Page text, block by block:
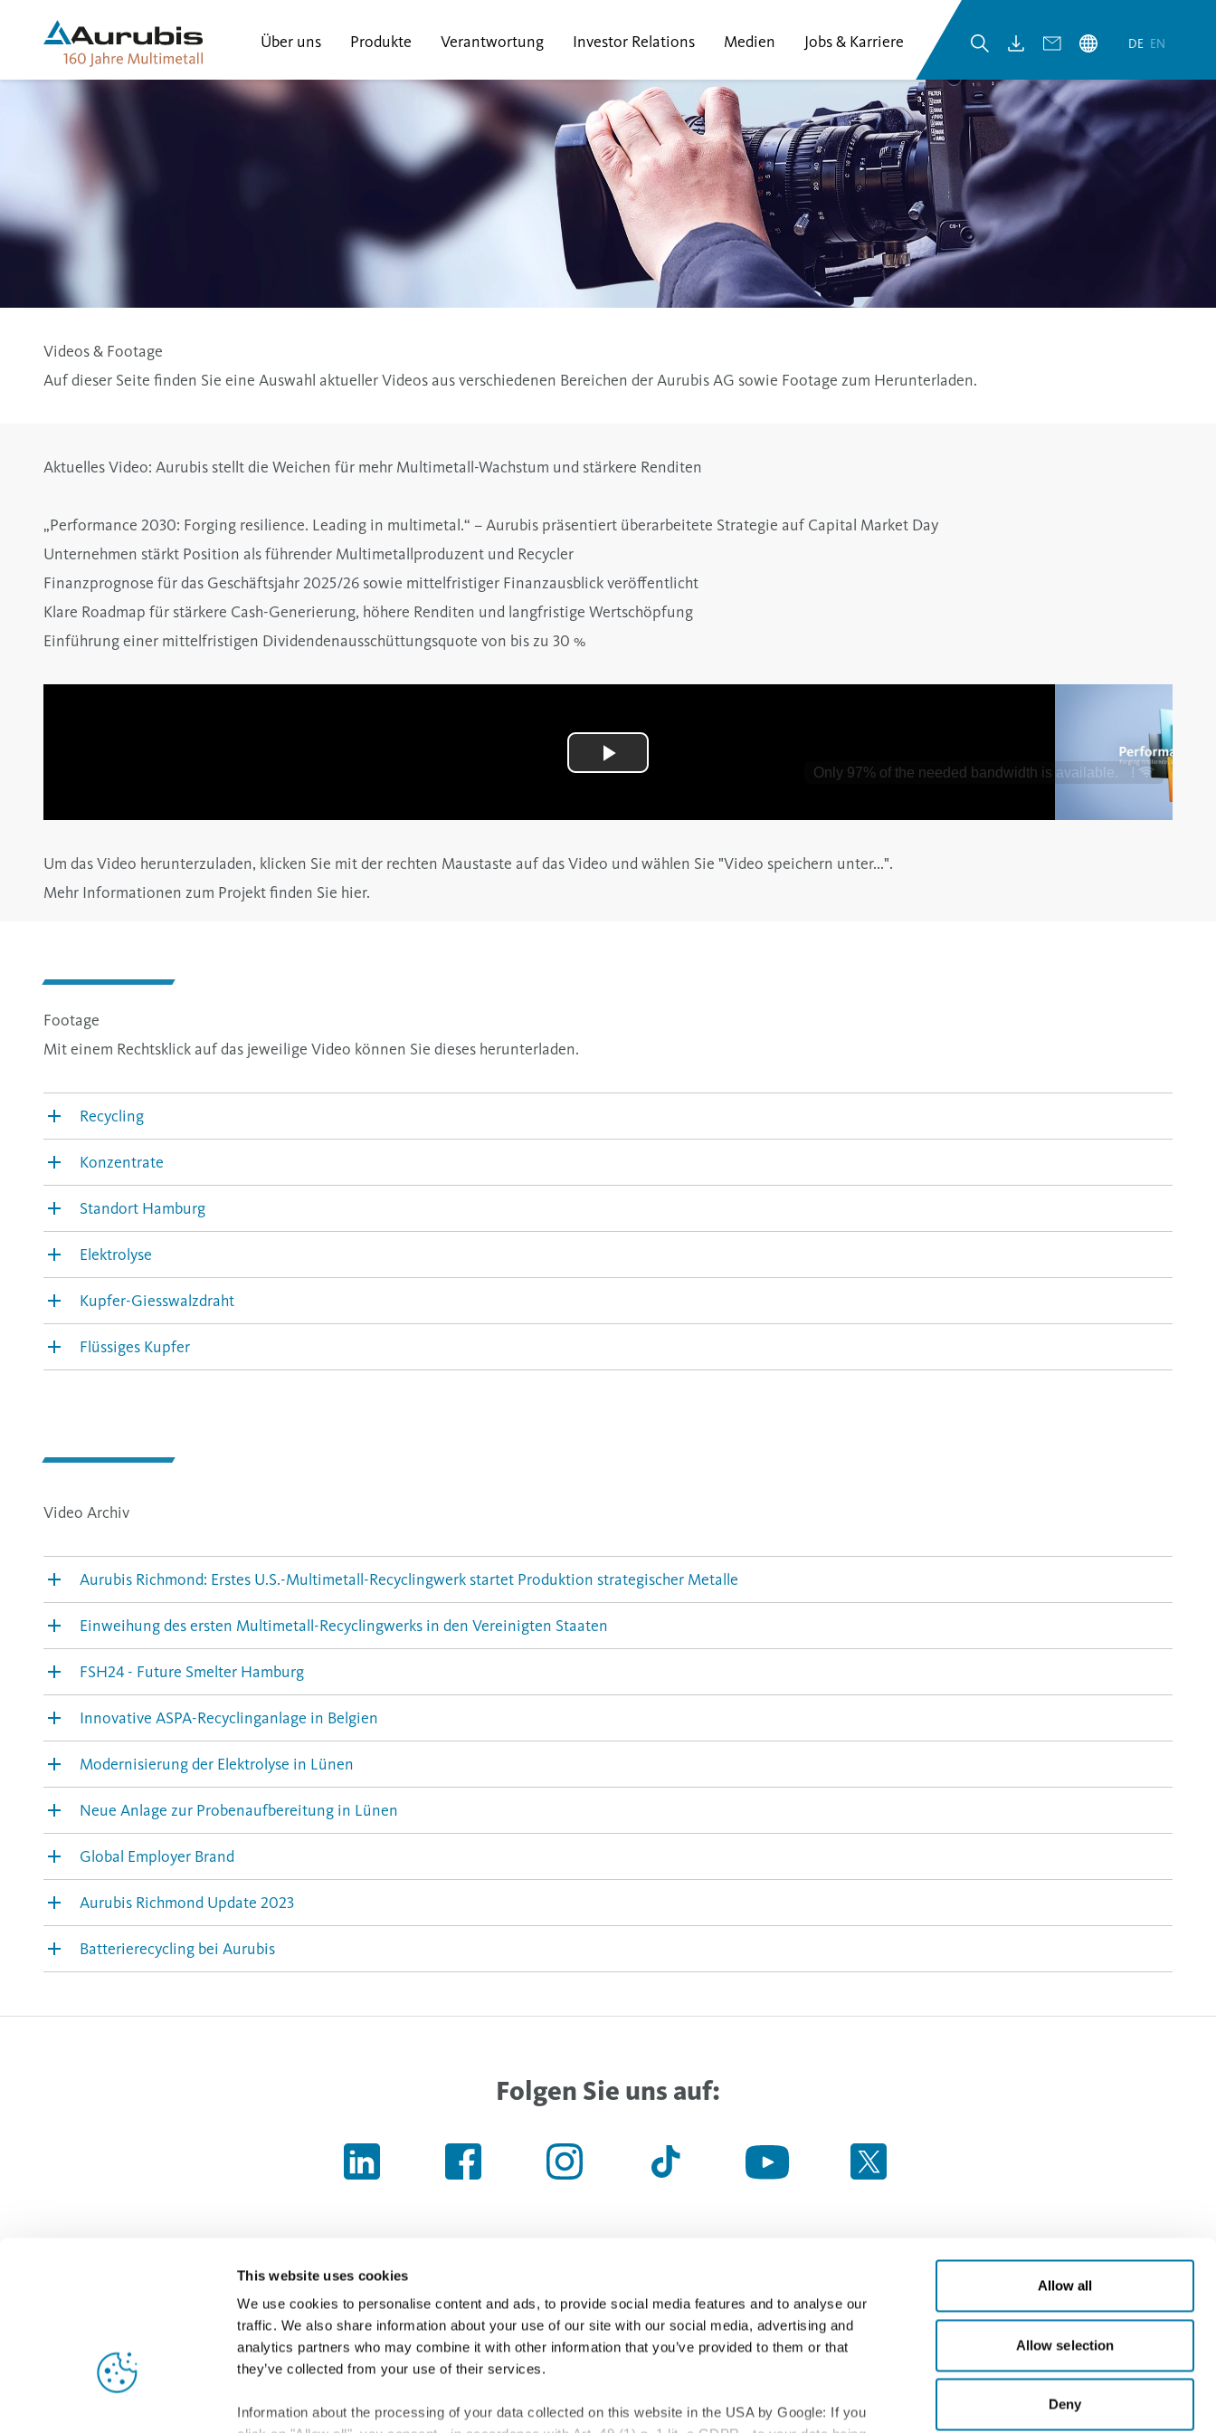
This website uses cookies
We use cookies to personalise content and ads, to provide social media features and to analyse our
traffic. We also share information about your use of our site with our social media, advertising and
analytics partners who may combine it with other information that you’ve provided to them or that
they’ve collected from your use of their services.
Information about the processing of your data collected on this website in the USA by Google: If you
Allow all
Allow selection
Deny
Über uns Produkte Verantwortung Investor Relations Medien Jobs & Karriere DE EN
Videos & Footage
Auf dieser Seite finden Sie eine Auswahl aktueller Videos aus verschiedenen Bereichen der Aurubis AG sowie Footage zum Herunterladen.
Aktuelles Video: Aurubis stellt die Weichen für mehr Multimetall-Wachstum und stärkere Renditen
„Performance 2030: Forging resilience. Leading in multimetal.“ – Aurubis präsentiert überarbeitete Strategie auf Capital Market Day
Unternehmen stärkt Position als führender Multimetallproduzent und Recycler
Finanzprognose für das Geschäftsjahr 2025/26 sowie mittelfristiger Finanzausblick veröffentlicht
Klare Roadmap für stärkere Cash-Generierung, höhere Renditen und langfristige Wertschöpfung
Einführung einer mittelfristigen Dividendenausschüttungsquote von bis zu 30 %
Um das Video herunterzuladen, klicken Sie mit der rechten Maustaste auf das Video und wählen Sie "Video speichern unter...".
Mehr Informationen zum Projekt finden Sie hier.
Footage
Mit einem Rechtsklick auf das jeweilige Video können Sie dieses herunterladen.
Recycling
Konzentrate
Standort Hamburg
Elektrolyse
Kupfer-Giesswalzdraht
Flüssiges Kupfer
Video Archiv
Aurubis Richmond: Erstes U.S.-Multimetall-Recyclingwerk startet Produktion strategischer Metalle
Einweihung des ersten Multimetall-Recyclingwerks in den Vereinigten Staaten
FSH24 - Future Smelter Hamburg
Innovative ASPA-Recyclinganlage in Belgien
Modernisierung der Elektrolyse in Lünen
Neue Anlage zur Probenaufbereitung in Lünen
Global Employer Brand
Aurubis Richmond Update 2023
Batterierecycling bei Aurubis
Folgen Sie uns auf:
Noch nicht das Richtige gefunden?
Suchfeld